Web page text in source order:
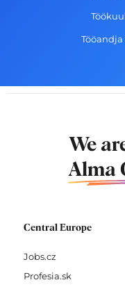
We
Alma
Central Europe
Jobs.cz
Profesia.sk